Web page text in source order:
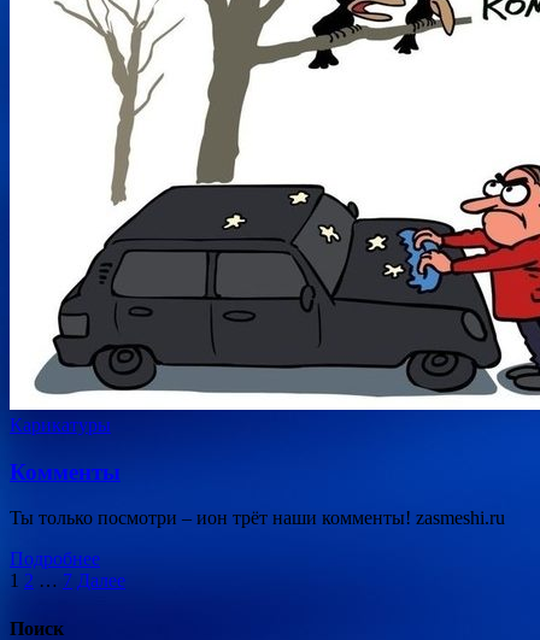
Карикатуры
Комменты
Ты только посмотри – ион трёт наши комменты! zasmeshi.ru
Подробнее
Пагинация
записей
1 2 … 7 Далее
Поиск